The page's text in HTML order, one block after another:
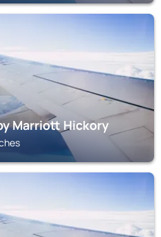
Marriott Hickory